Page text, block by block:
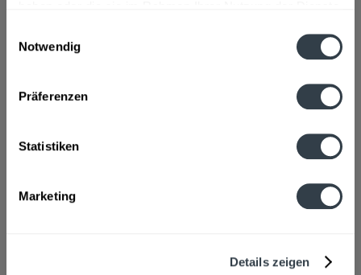
Notwendig
Präferenzen
Statistiken
Marketing
Details zeigen
Hersteller
mehr
32,0% volmehr